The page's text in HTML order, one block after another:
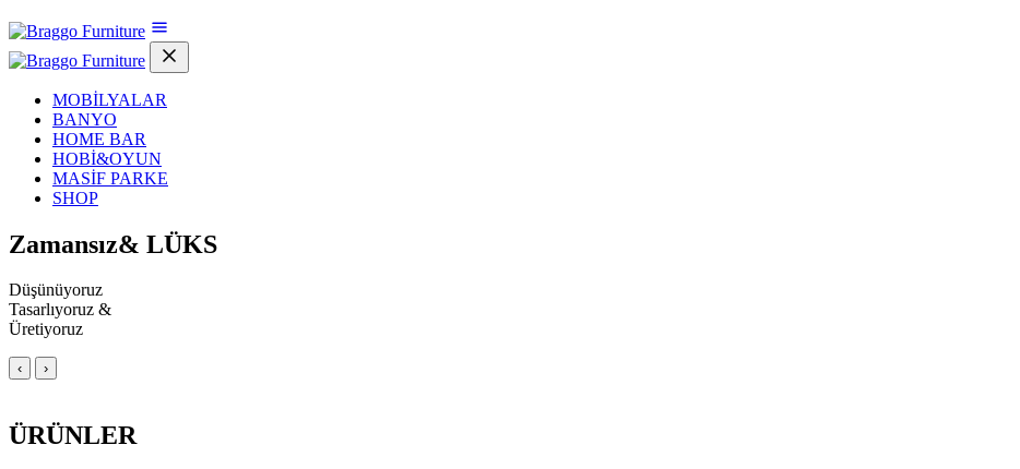
MOBİLYALAR
BANYO
HOME BAR
HOBİ&OYUN
MASİF PARKE
SHOP
Zamansız& LÜKS
Düşünüyoruz
Tasarlıyoruz &
Üretiyoruz
‹ ›
ÜRÜNLER